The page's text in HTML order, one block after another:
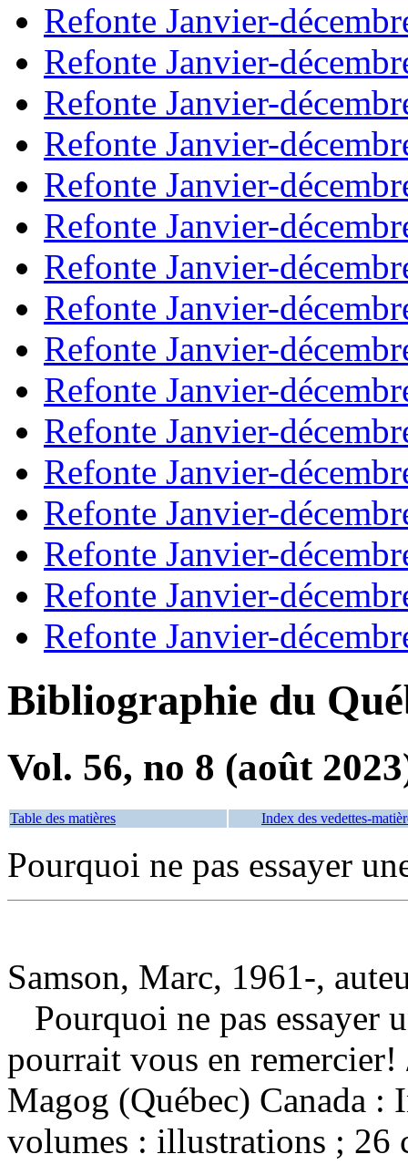
Refonte Janvier-
Refonte Janvier-
Refonte Janvier-
Refonte Janvier-
Refonte Janvier-
Refonte Janvier-
Refonte Janvier-
Refonte Janvier-
Refonte Janvier-
Refonte Janvier-
Refonte Janvier-
Refonte Janvier-
Refonte Janvier-
Refonte Janvier-
Refonte Janvier-
Refonte Janvier-
Bibliographie du
Vol. 56, no 8 (août
Table des matières Index des vedettes-
Pourquoi ne pas essayer
Samson, Marc, 1961-,
Pourquoi ne pas essayer
pourrait vous en remercier!
Magog (Québec) Canada
volumes : illustrations ; 26